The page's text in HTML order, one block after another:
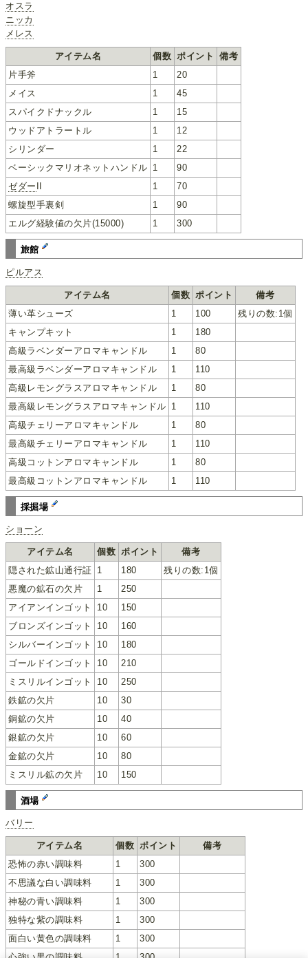
オスラ
ニッカ
メレス
アイテム名 個数 ポイント
備考
片手斧
1
20
メイス
1
45
スパイクドナックル
1
15
ウッドアトラートル
1
12
シリンダー
1
22
ベーシックマリオネットハンドル 1
90
ゼダー
1
70
螺旋型手裏剣
1
90
エルグ経験値の欠片(15000)
1 300
旅館
ピルアス
アイテム名 個数 ポイント
備考
薄い革シューズ
1 100
残りの数:1個
キャンプキット
1
180
高級ラベンダーアロマキャンドル
1
80
最高級ラベンダーアロマキャンドル
1
110
高級レモングラスアロマキャンドル
1
80
最高級レモングラスアロマキャンドル 1
110
高級チェリーアロマキャンドル
1
80
最高級チェリーアロマキャンドル
1
110
高級コットンアロマキャンドル
1
80
最高級コットンアロマキャンドル
1 110
採掘場
ショーン
アイテム名 個数 ポイント
備考
隠された鉱山通行証 1 180
残りの数:1個
悪魔の鉱石の欠片
1
250
アイアンインゴット
10
150
ブロンズインゴット
10
160
シルバーインゴット
10
180
ゴールドインゴット
10
210
ミスリルインゴット
10
250
鉄鉱の欠片
10
30
銅鉱の欠片
10
40
銀鉱の欠片
10
60
金鉱の欠片
10
80
ミスリル鉱の欠片
10 150
酒場
バリー
アイテム名 個数 ポイント
備考
恐怖の赤い調味料
1
300
不思議な白い調味料
1
300
神秘の青い調味料
1
300
独特な紫の調味料
1
300
面白い黄色の調味料
1
300